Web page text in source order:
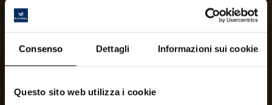
Consenso Dettagli Informazioni sui cookie
Questo sito web utilizza i cookie